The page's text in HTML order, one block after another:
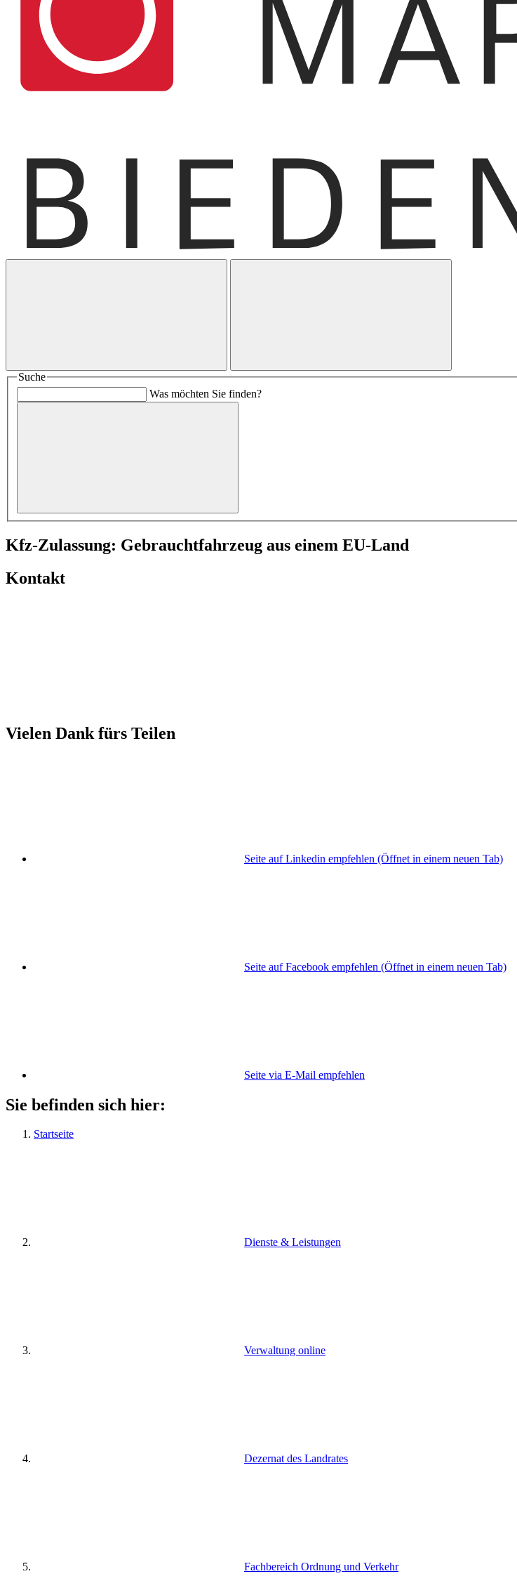
Suche
Was möchten Sie finden?
Kfz-Zulassung: Gebrauchtfahrzeug aus einem EU-Land
Kontakt
Vielen Dank fürs Teilen
Seite auf Linkedin empfehlen (Öffnet in einem neuen Tab)
Seite auf Facebook empfehlen (Öffnet in einem neuen Tab)
Seite via E-Mail empfehlen
Sie befinden sich hier:
Startseite
Dienste & Leistungen
Verwaltung online
Dezernat des Landrates
Fachbereich Ordnung und Verkehr